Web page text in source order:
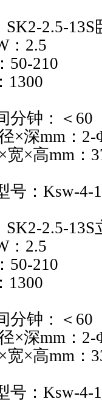
2.5-13S
：2.5
50-210
1300
分钟：＜60
×深mm：2-
×高mm：
号：Ksw-4-
2.5-13S
：2.5
50-210
1300
分钟：＜60
×深mm：2-
×高mm：
号：Ksw-4-